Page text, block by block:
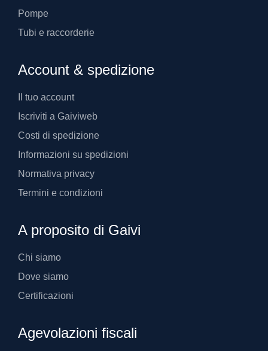
Pompe
Tubi e raccorderie
Account & spedizione
Il tuo account
Iscriviti a Gaiviweb
Costi di spedizione
Informazioni su spedizioni
Normativa privacy
Termini e condizioni
A proposito di Gaivi
Chi siamo
Dove siamo
Certificazioni
Agevolazioni fiscali